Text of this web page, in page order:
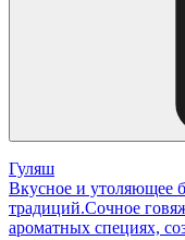
Гуляш
Вкусное и утоляющее
традиций.Сочное
ароматных специях,